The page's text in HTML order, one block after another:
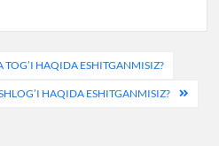
TOG’I HAQIDA ESHITGANMISIZ?
HAQIDA ESHITGANMISIZ?